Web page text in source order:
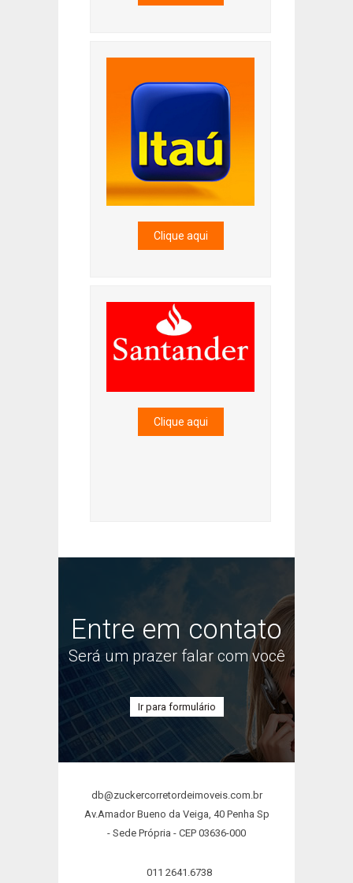
Clique aqui
Clique aqui
Entre em contato
Será um prazer falar com você
Ir para formulário
db@zuckercorretordeimoveis.com.br
Av.Amador Bueno da Veiga, 40 Penha Sp
- Sede Própria - CEP 03636-000
011 2641.6738